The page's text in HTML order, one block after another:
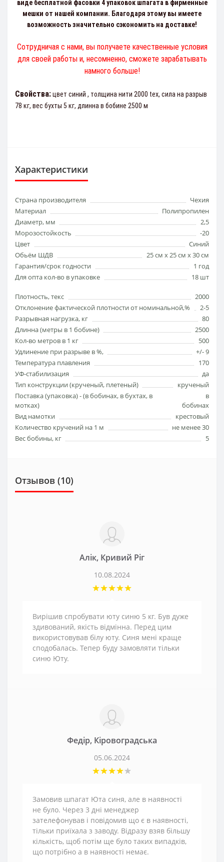
виде бесплатной фасовки 4 упаковок шпагата в фирменные
мешки от нашей компании. Благодаря этому вы имеете
возможность значительно сэкономить на доставке!
Сотрудничая с нами, вы получаете качественные условия
для своей работы и, несомненно, сможете зарабатывать
намного больше!
Свойства:цвет cиний , толщина нити 2000 tex, сила на разрыв
78 кг, вес бухты 5 кг, длинна в бобине 2500 м
Характеристики
Страна производителя
Чехия
Материал
Полипропилен
Диаметр, мм
2,5
Морозостойкость
-20
Цвет
Синий
Обьём ШДВ
25 см х 25 см х 30 см
Гарантия/срок годности
1 год
Для опта кол-во в упаковке
18 шт
Плотность, текс
2000
Отклонение фактической плотности от номинальной,%
2-5
Разрывная нагрузка, кг
80
Длинна (метры в 1 бобине)
2500
Кол-во метров в 1 кг
500
Удлинение при разрыве в %,
+/- 9
Температура плавления
170
УФ-стабилизация
да
Тип конструкции (кручeный, плетеный)
крученый
Поставка (упаковка) - (в бобинах, в бухтах, в
мотках)
в
бобинах
Вид намотки
крестовый
Количество кручений на 1 м
не менее 30
Вес бобины, кг
5
Отзывов (10)
Алік, Кривий Ріг
10.08.2024
Вирішив спробувати юту синю 5 кг. Був дуже
здивований, якість відмінна. Перед цим
використовував білу юту. Синя мені краще
сподобалась. Тепер буду замовляти тільки
синю Юту.
Федір, Кіровоградська
05.06.2024
Замовив шпагат Юта синя, але в наявності
не було. Через 3 дні менеджер
зателефонував і повідомив що є в наявності,
тільки приїхала з заводу. Відразу взяв більшу
кількість, щоб потім ще було таких випадків,
що потрібно а в наявності немає.